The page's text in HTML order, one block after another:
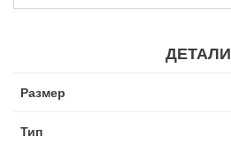
ДЕТАЛИ
Размер
Тип